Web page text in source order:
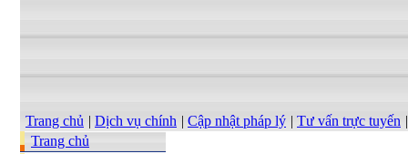
Trang chủ | Dịch vụ chính | Cập nhật pháp lý | Tư vấn trực tuyến |
Trang chủ